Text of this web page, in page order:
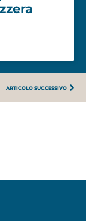
ARTICOLO SUCCESSIVO